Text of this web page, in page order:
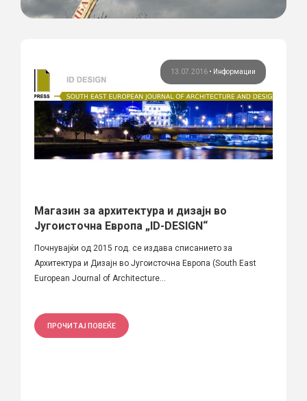
13.07.2016 • Информации
Магазин за архитектура и дизајн во
Југоисточна Европа „ID-DESIGN“
Почнувајќи од 2015 год. се издава списанието за
Архитектура и Дизајн во Југоисточна Европа (South East
European Journal of Architecture...
ПРОЧИТАЈ ПОВЕЌЕ